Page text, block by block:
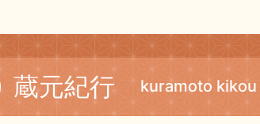
蔵元紀行 kuramoto kikou